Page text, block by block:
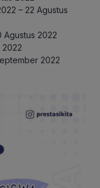
– 22 Agustus
Agustus 2022
2022
2022